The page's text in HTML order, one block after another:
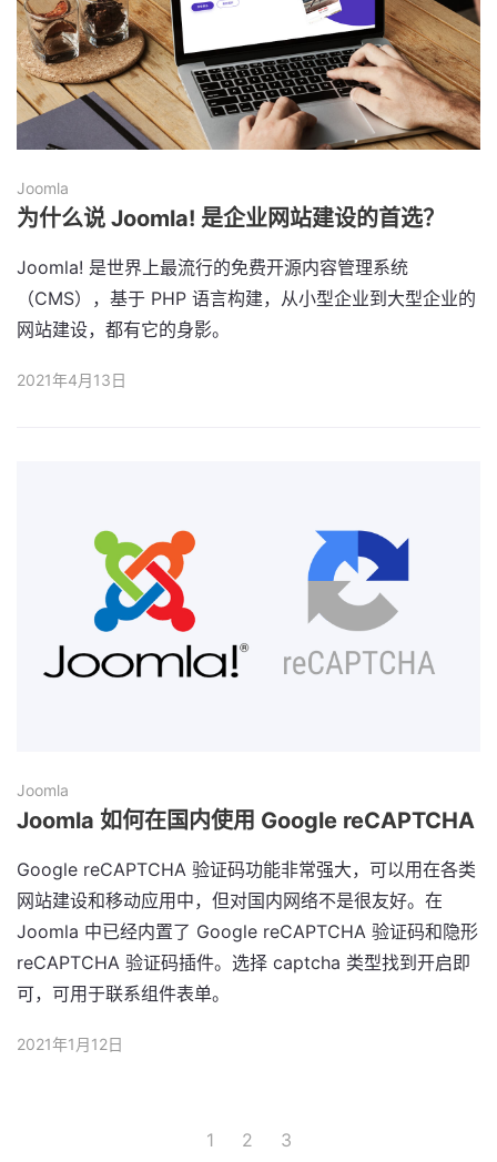
Joomla
为什么说 Joomla! 是企业网站建设的首选？
Joomla! 是世界上最流行的免费开源内容管理系统
（CMS），基于 PHP 语言构建，从小型企业到大型企业的
网站建设，都有它的身影。
2021年4月13日
Joomla
Joomla 如何在国内使用 Google reCAPTCHA
Google reCAPTCHA 验证码功能非常强大，可以用在各类
网站建设和移动应用中，但对国内网络不是很友好。在
Joomla 中已经内置了 Google reCAPTCHA 验证码和隐形
reCAPTCHA 验证码插件。选择 captcha 类型找到开启即
可，可用于联系组件表单。
2021年1月12日
1 2 3